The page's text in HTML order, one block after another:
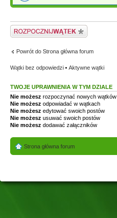
Napisz wątek
Powrót do Strona główna forum
Wątki bez odpowiedzi • Aktywne wątki
TWOJE UPRAWNIENIA W TYM DZIALE
Nie możesz rozpoczynać nowych wątków
Nie możesz odpowiadać w wątkach
Nie możesz edytować swoich postów
Nie możesz usuwać swoich postów
Nie możesz dodawać załączników
Strona główna forum